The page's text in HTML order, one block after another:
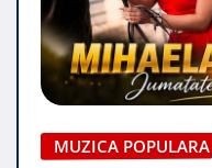
MUZICA POPULARA